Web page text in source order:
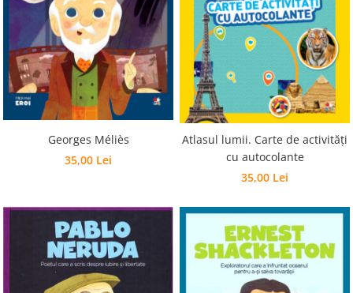
Georges Méliès
35,00 Lei
Atlasul lumii. Carte de activități
cu autocolante
35,00 Lei